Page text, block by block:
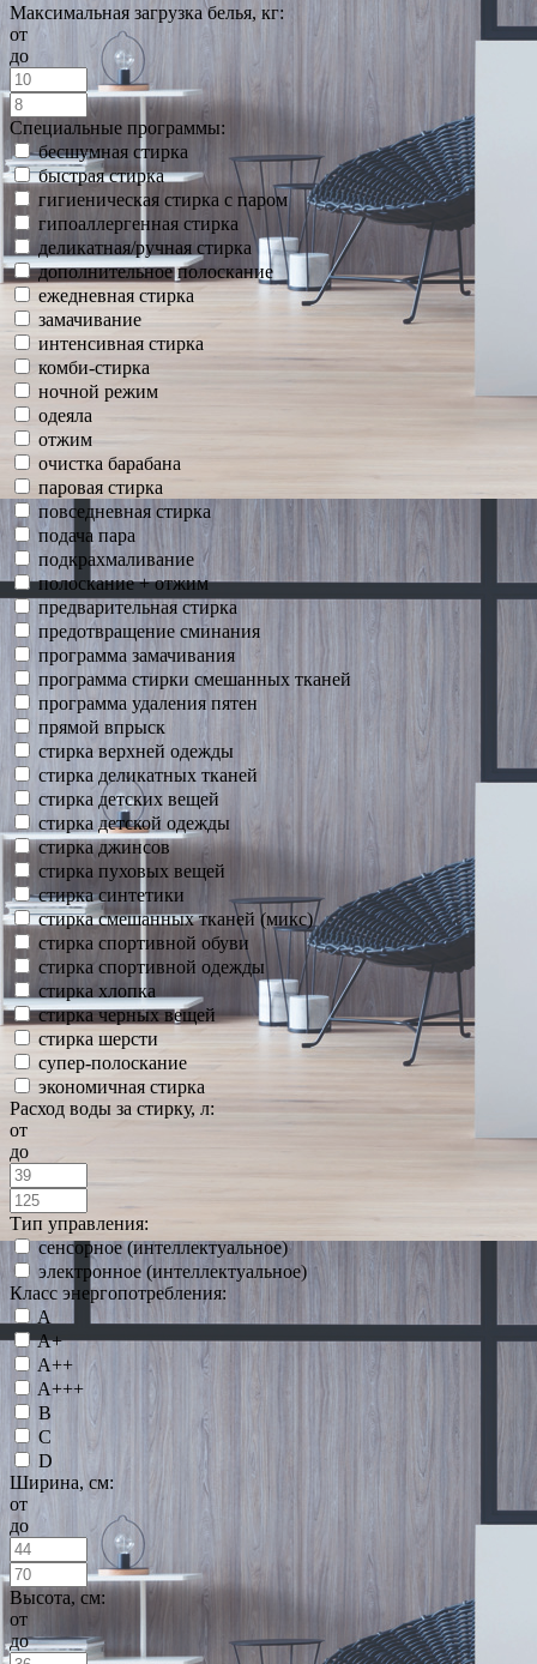
Максимальная загрузка белья, кг:
от
до
Специальные программы:
бесшумная стирка
быстрая стирка
гигиеническая стирка с паром
гипоаллергенная стирка
деликатная/ручная стирка
дополнительное полоскание
ежедневная стирка
замачивание
интенсивная стирка
комби-стирка
ночной режим
одеяла
отжим
очистка барабана
паровая стирка
повседневная стирка
подача пара
подкрахмаливание
полоскание + отжим
предварительная стирка
предотвращение сминания
программа замачивания
программа стирки смешанных тканей
программа удаления пятен
прямой впрыск
стирка верхней одежды
стирка деликатных тканей
стирка детских вещей
стирка детской одежды
стирка джинсов
стирка пуховых вещей
стирка синтетики
стирка смешанных тканей (микс)
стирка спортивной обуви
стирка спортивной одежды
стирка хлопка
стирка черных вещей
стирка шерсти
супер-полоскание
экономичная стирка
Расход воды за стирку, л:
от
до
Тип управления:
сенсорное (интеллектуальное)
электронное (интеллектуальное)
Класс энергопотребления:
A
A+
A++
A+++
B
C
D
Ширина, см:
от
до
Высота, см:
от
до